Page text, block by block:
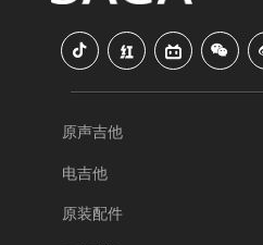
原声吉他
电吉他
原装配件